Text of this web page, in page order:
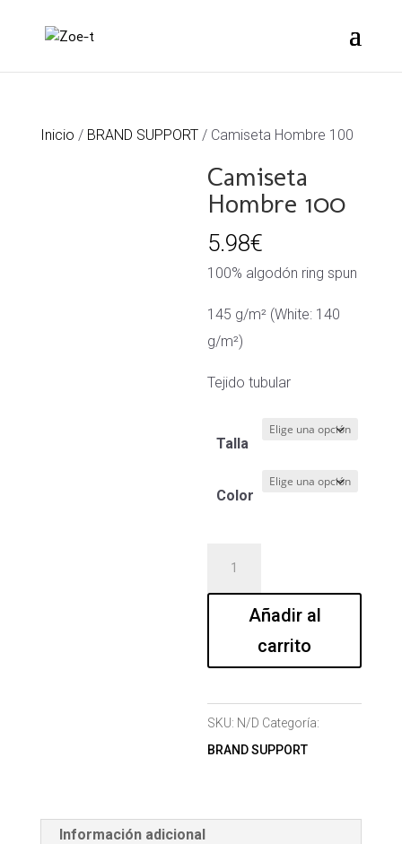
Inicio / BRAND SUPPORT/ Camiseta Hombre 100
Camiseta
Hombre 100
5.98€
100% algodón ring spun
145 g/m² (White: 140
g/m²)
Tejido tubular
Talla
Color
Añadir al
carrito
SKU: N/D Categoría:
BRAND SUPPORT
Información adicional